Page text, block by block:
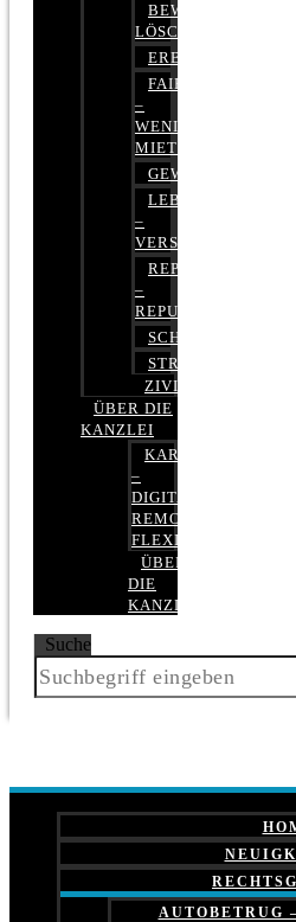
BEWERTUNGEN
LÖSCHEN
ERBRECHT
FAIRMIETEN
–
WENIGER
MIETE
GEWERBERECHT
–
–
SCHUFARECHT
STRAFRECHT
ZIVILRECHT
ÜBER DIE
KANZLEI
KARRIERE
–
DIGITAL,
REMOTE,
FLEXIBEL
ÜBER
DIE
KANZLEI
Suche
AUTOBETRUG